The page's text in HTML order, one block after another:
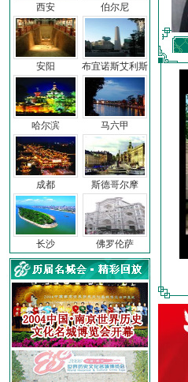
西安
安阳
哈尔滨
成都
长沙
伯尔尼
布宜诺斯艾利斯
马六甲
斯德哥尔摩
佛罗伦萨
车前子